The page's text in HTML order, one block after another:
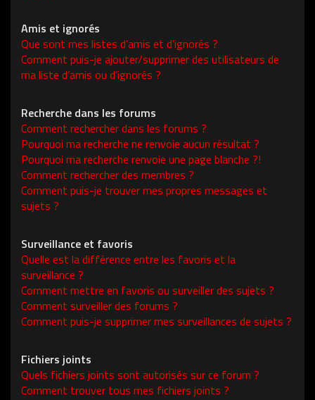
Amis et ignorés
Que sont mes listes d’amis et d’ignorés ?
Comment puis-je ajouter/supprimer des utilisateurs de
ma liste d’amis ou d’ignorés ?
Recherche dans les forums
Comment rechercher dans les forums ?
Pourquoi ma recherche ne renvoie aucun résultat ?
Pourquoi ma recherche renvoie une page blanche ?!
Comment rechercher des membres ?
Comment puis-je trouver mes propres messages et
sujets ?
Surveillance et favoris
Quelle est la différence entre les favoris et la
surveillance ?
Comment mettre en favoris ou surveiller des sujets ?
Comment surveiller des forums ?
Comment puis-je supprimer mes surveillances de sujets ?
Fichiers joints
Quels fichiers joints sont autorisés sur ce forum ?
Comment trouver tous mes fichiers joints ?